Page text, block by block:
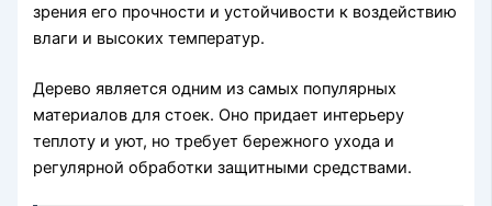
зрения его прочности и устойчивости к воздействию
влаги и высоких температур.
Дерево является одним из самых популярных
материалов для стоек. Оно придает интерьеру
теплоту и уют, но требует бережного ухода и
регулярной обработки защитными средствами.